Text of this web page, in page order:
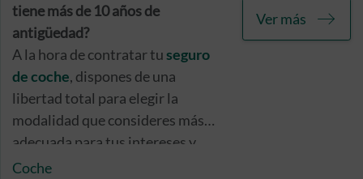
tiene más de 10 años de
antigüedad?
A la hora de contratar tuseguro
de coche, dispones de una
libertad total para elegir la
modalidad que consideres más
adecuada para tus intereses y
expectativas de protección. Sin
Coche
Ver más